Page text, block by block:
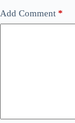
Add Comment *